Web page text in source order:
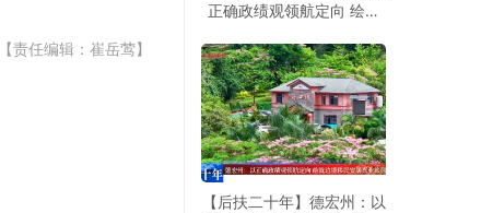
【责任编辑：崔岳莺】
正确政绩观领航定向 绘就
景
【后扶二十年】德宏州：以